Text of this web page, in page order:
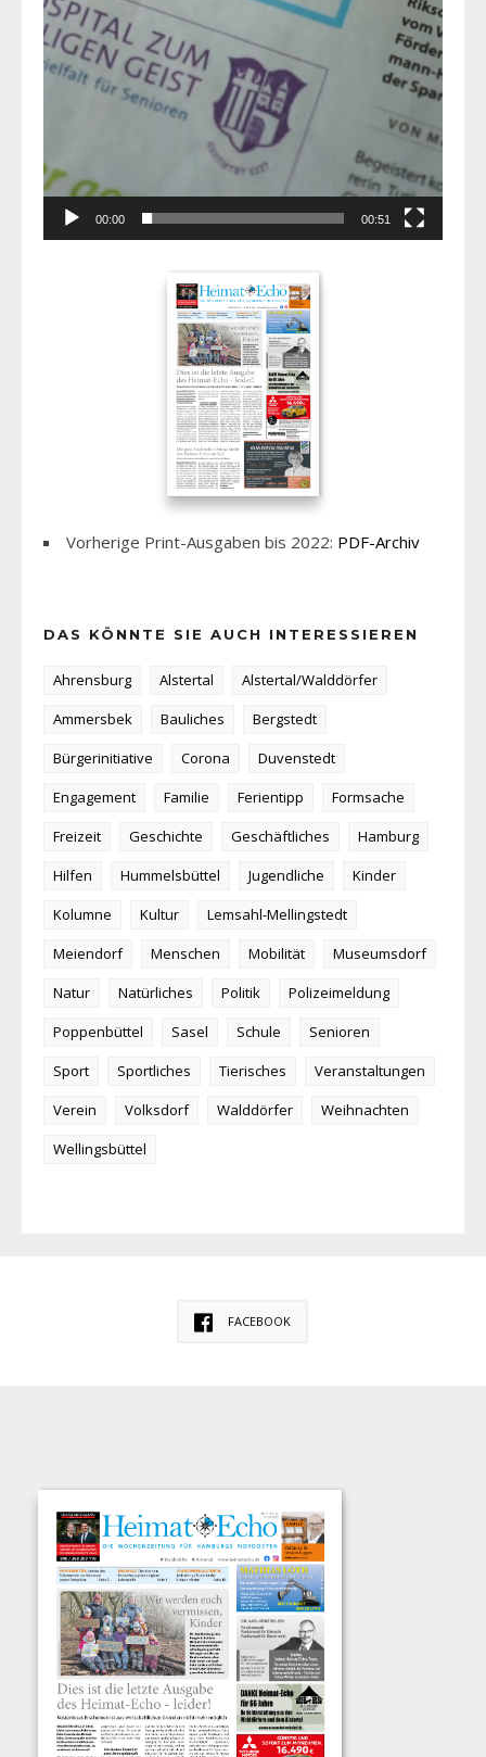
00:00 00:51
Vorherige Print-Ausgaben bis 2022: PDF-Archiv
DAS KÖNNTE SIE AUCH INTERESSIEREN
Ahrensburg Alstertal
Alstertal/Walddörfer
Ammersbek
Bauliches
Bergstedt
Bürgerinitiative
Corona
Duvenstedt
Engagement
Familie Ferientipp
Formsache
Freizeit
Geschichte Geschäftliches
Hamburg
Hilfen
Hummelsbüttel Jugendliche
Kinder
Kolumne
Kultur
Lemsahl-Mellingstedt
Meiendorf
Menschen Mobilität
Museumsdorf
Natur
Natürliches Politik
Polizeimeldung
Poppenbüttel
Sasel Schule
Senioren
Sport
Sportliches Tierisches
Veranstaltungen
Verein
Volksdorf Walddörfer
Weihnachten
Wellingsbüttel
FACEBOOK